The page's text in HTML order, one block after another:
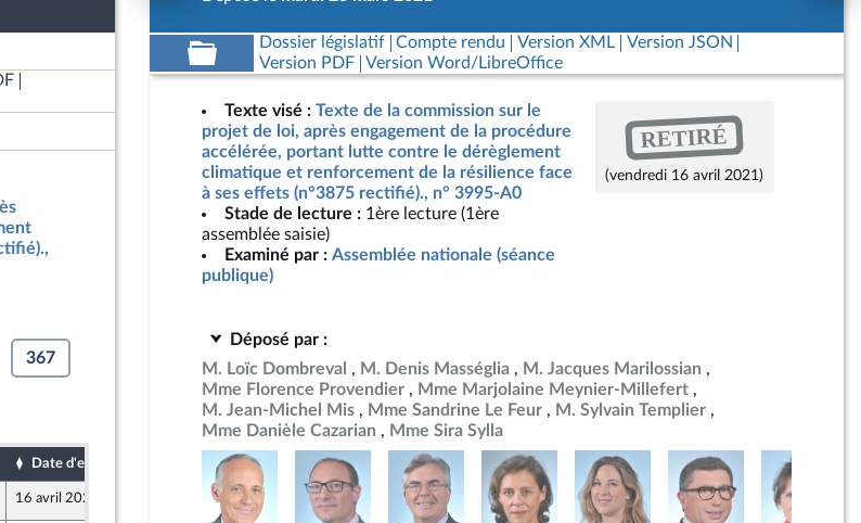
367
Date d'examen Date de dépôt
16 avril 2021 22 mars 2021
Dossier législatif Compte rendu Version XML
Version JSON
Version PDF
Version Word/LibreOffice
Texte visé : Texte de la commission sur le
projet de loi, après engagement de la procédure
accélérée, portant lutte contre le dérèglement
climatique et renforcement de la résilience face
à ses effets (n°3875 rectifié)., n° 3995-A0
Stade de lecture : 1ère lecture (1ère
assemblée saisie)
Examiné par : Assemblée nationale (séance
publique)
RETIRÉ
(vendredi 16 avril 2021)
Déposé par :
M. Loïc Dombreval
M. Denis Masséglia
M. Jacques Marilossian
Mme Florence Provendier
Mme Marjolaine Meynier-Millefert
M. Jean-Michel Mis
Mme Sandrine Le Feur
M. Sylvain Templier
Mme Danièle Cazarian
Mme Sira Sylla